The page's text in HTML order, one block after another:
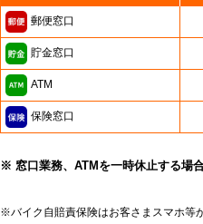
郵便窓口
貯金窓口
ATM
保険窓口
※ 窓口業務、ATMを一時休止する場合
※バイク自賠責保険はお客さまスマホ等